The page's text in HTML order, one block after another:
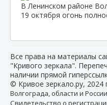
В Ленинском районе
19 октября огонь
Все права на материалы
"Кривого зеркала".
наличии прямой
© Кривое зеркало.ру, 2024
Волгограда, области и
Свидетельство о